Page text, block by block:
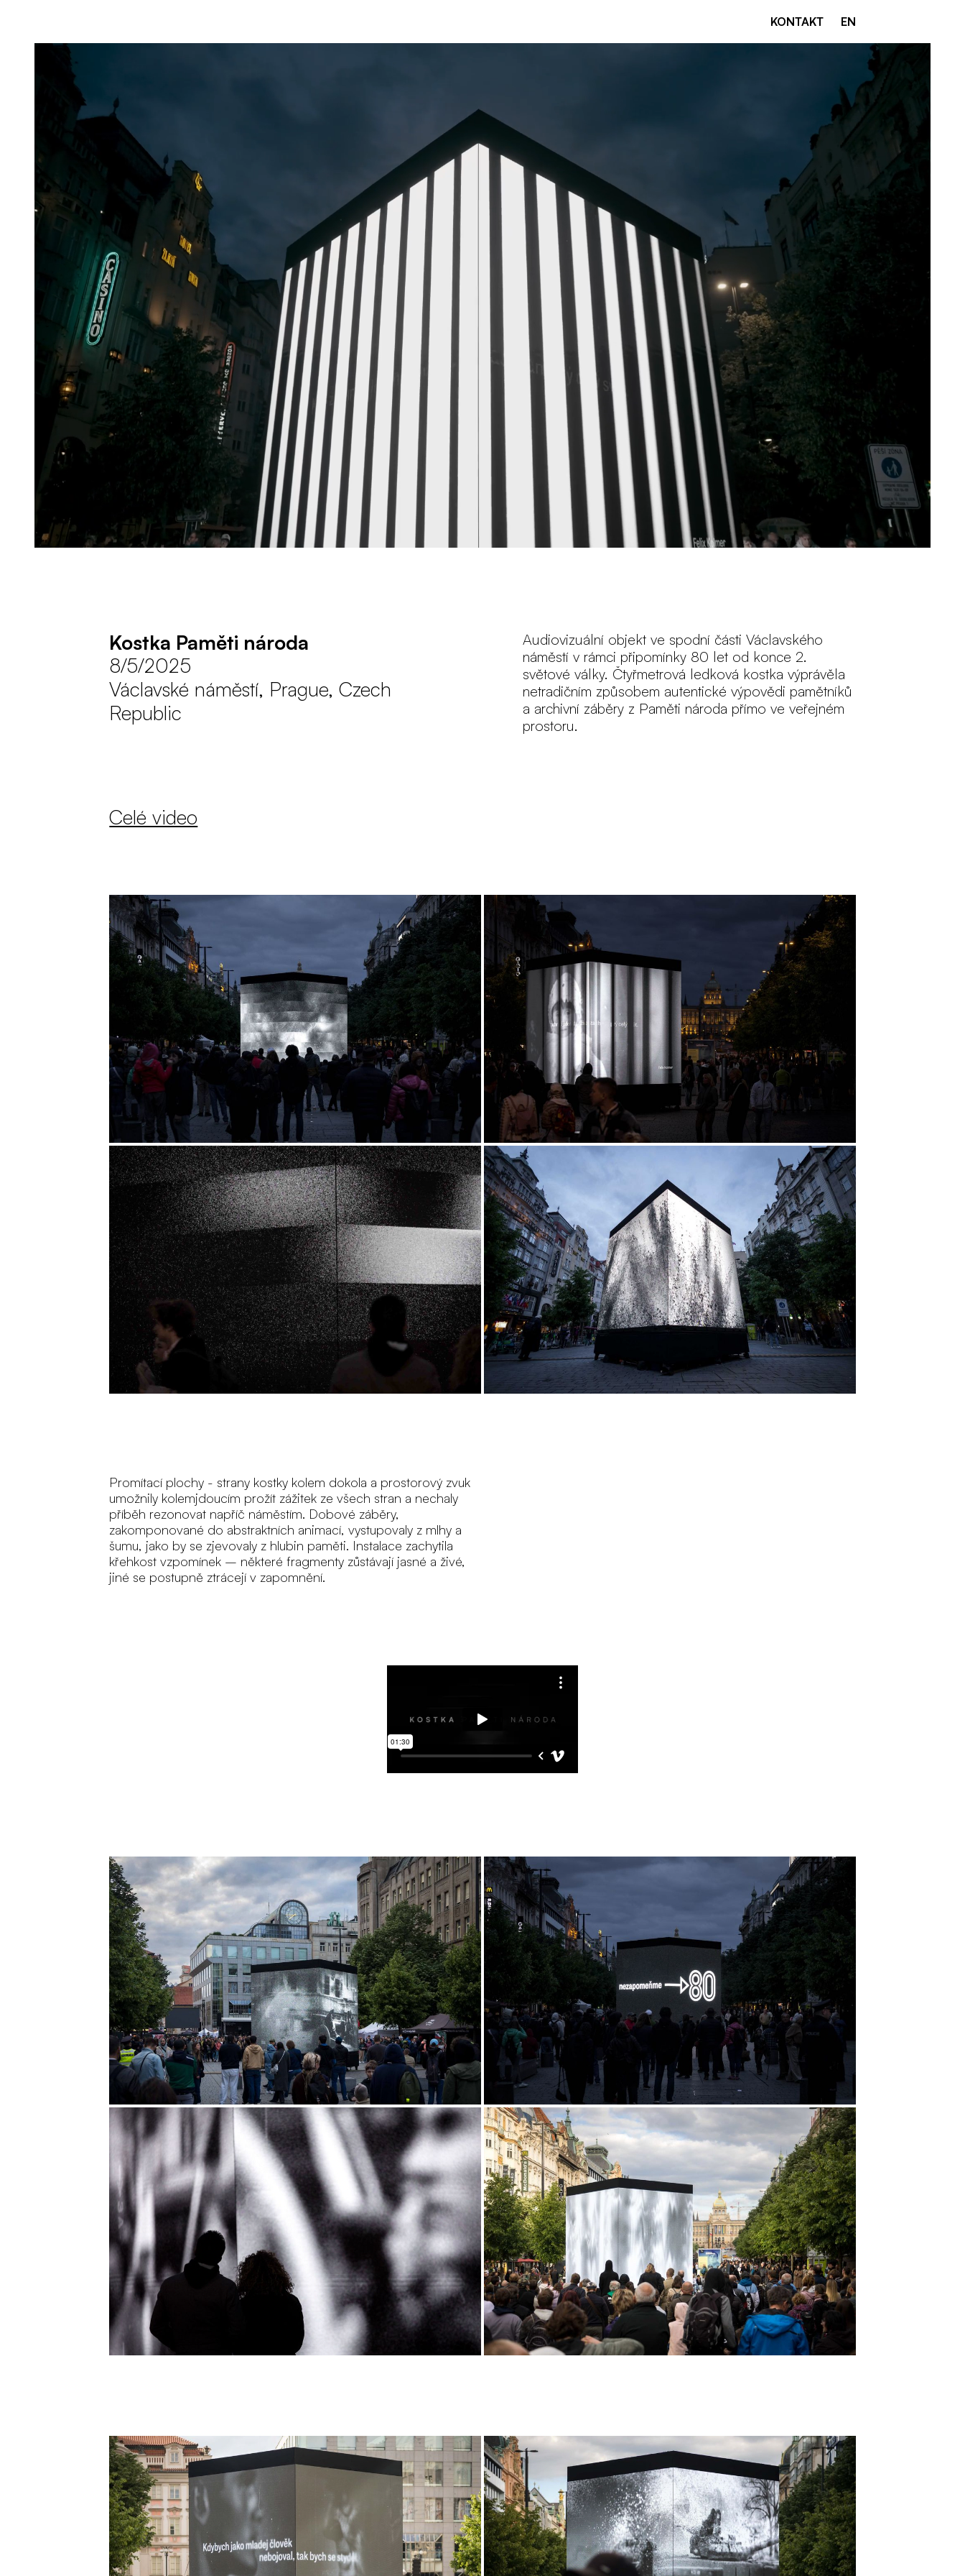
KONTAKT EN
Kostka Paměti národa
8/5/2025
Václavské náměstí, Prague, Czech
Republic
Celé video
Audiovizuální objekt ve spodní části Václavského
náměstí v rámci připomínky 80 let od konce 2.
světové války. Čtyřmetrová ledková kostka výprávěla
netradičním způsobem autentické výpovědi pamětníků
a archivní záběry z Paměti národa přímo ve veřejném
prostoru.
Promítací plochy - strany kostky kolem dokola a prostorový zvuk
umožnily kolemjdoucím prožít zážitek ze všech stran a nechaly
příběh rezonovat napříč náměstím. Dobové záběry,
zakomponované do abstraktních animací, vystupovaly z mlhy a
šumu, jako by se zjevovaly z hlubin paměti. Instalace zachytila
křehkost vzpomínek – některé fragmenty zůstávají jasné a živé,
jiné se postupně ztrácejí v zapomnění.